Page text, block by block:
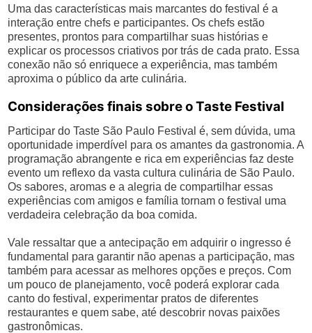
Uma das características mais marcantes do festival é a
interação entre chefs e participantes. Os chefs estão
presentes, prontos para compartilhar suas histórias e
explicar os processos criativos por trás de cada prato. Essa
conexão não só enriquece a experiência, mas também
aproxima o público da arte culinária.
Considerações finais sobre o Taste Festival
Participar do Taste São Paulo Festival é, sem dúvida, uma
oportunidade imperdível para os amantes da gastronomia. A
programação abrangente e rica em experiências faz deste
evento um reflexo da vasta cultura culinária de São Paulo.
Os sabores, aromas e a alegria de compartilhar essas
experiências com amigos e família tornam o festival uma
verdadeira celebração da boa comida.
Vale ressaltar que a antecipação em adquirir o ingresso é
fundamental para garantir não apenas a participação, mas
também para acessar as melhores opções e preços. Com
um pouco de planejamento, você poderá explorar cada
canto do festival, experimentar pratos de diferentes
restaurantes e quem sabe, até descobrir novas paixões
gastronômicas.